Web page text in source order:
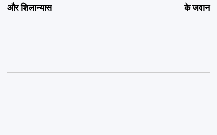
और शिलान्यास
के जवान